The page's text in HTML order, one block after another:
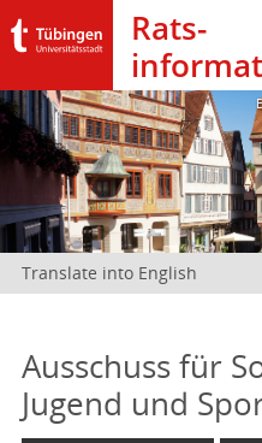
Rats­
Translate into English
Ausschuss für
Jugend und